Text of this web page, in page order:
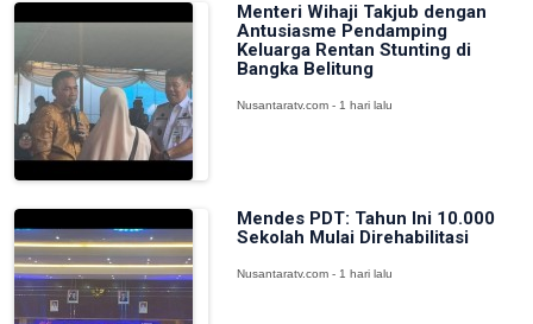
Menteri Wihaji Takjub dengan
Antusiasme Pendamping
Keluarga Rentan Stunting di
Bangka Belitung
Nusantaratv.com - 1 hari lalu
Mendes PDT: Tahun Ini 10.000
Sekolah Mulai Direhabilitasi
Nusantaratv.com - 1 hari lalu